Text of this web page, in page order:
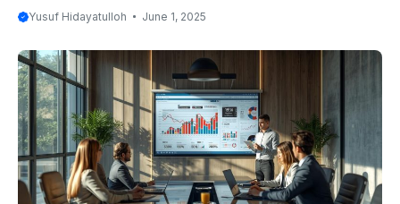
Yusuf Hidayatulloh June 1, 2025